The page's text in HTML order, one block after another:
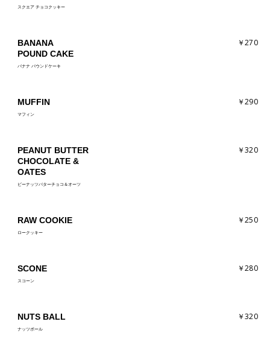
スクエア チョコクッキー
BANANA
POUND CAKE
バナナ パウンドケーキ
￥270
MUFFIN
マフィン
￥290
PEANUT BUTTER
CHOCOLATE &
OATES
ピーナッツバターチョコ＆オーツ
￥320
RAW COOKIE
ロークッキー
￥250
SCONE
スコーン
￥280
NUTS BALL
ナッツボール
￥320